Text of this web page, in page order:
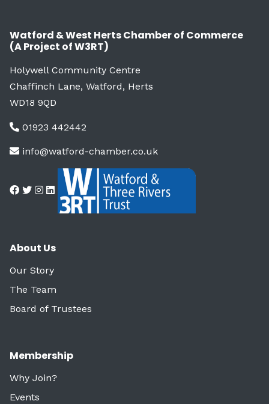
Watford & West Herts Chamber of Commerce
(A Project of W3RT)
Holywell Community Centre
Chaffinch Lane, Watford, Herts
WD18 9QD
01923 442442
info@watford-chamber.co.uk
About Us
Our Story
The Team
Board of Trustees
Membership
Why Join?
Events